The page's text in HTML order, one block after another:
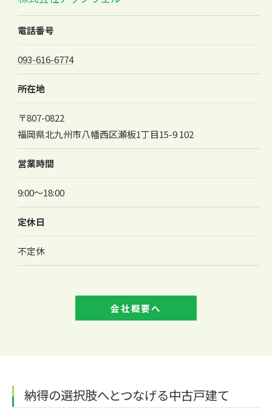
電話番号
093-616-6774
所在地
〒807-0822
福岡県北九州市八幡西区瀬板1丁目15-9 102
営業時間
9:00～18:00
定休日
不定休
会社概要へ
納得の選択肢へとつなげる中古戸建て